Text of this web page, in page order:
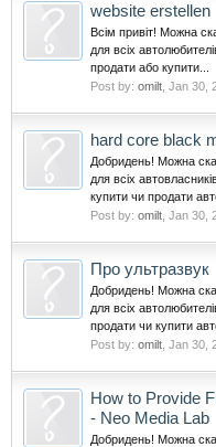
website erstellen
Всім привіт! Можна
для всіх
продати або купити...
Post by: omilt Jan 30,
hard core black
Добридень! Можна
для всіх
купити чи продати
Post by: omilt Jan 30,
Про ультразвук
Добридень! Можна
для всіх
продати чи купити
Post by: omilt Jan 30,
How to Provide
- Neo Media Lab
Добридень! Можна